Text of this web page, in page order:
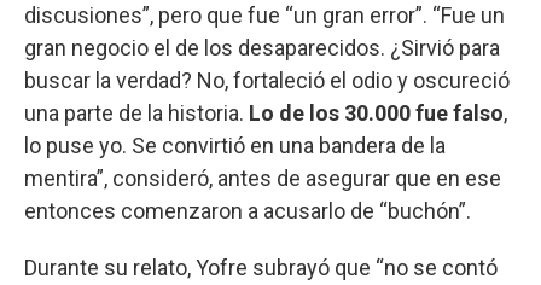
discusiones”, pero que fue “un gran error”. “Fue un
gran negocio el de los desaparecidos. ¿Sirvió para
buscar la verdad? No, fortaleció el odio y oscureció
una parte de la historia. Lo de los 30.000 fue falso,
lo puse yo. Se convirtió en una bandera de la
mentira”, consideró, antes de asegurar que en ese
entonces comenzaron a acusarlo de “buchón”.
Durante su relato, Yofre subrayó que “no se contó